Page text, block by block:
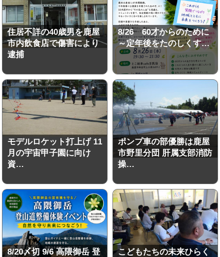
住居不詳の40歳男を鹿屋
市内飲食店で傷害により
逮捕
8/26 60才からのために
～定年後をたのしくす…
モデルロケット打上げ 11
月の宇宙甲子園に向け
資…
ポンプ車の部優勝は鹿屋
市野里分団 肝属支部消防
操…
8/20〆切 9/6 高隈御岳 登
こどもたちの未来ひらく